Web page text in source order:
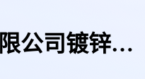
公司镀锌角